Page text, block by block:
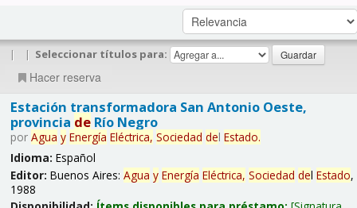
| | Seleccionar títulos para:
Hacer reserva
Estación transformadora San Antonio Oeste,
provincia deRío Negro
por Agua y Energía Eléctrica, Sociedad del Estado.
Idioma: Español
Editor: Buenos Aires: Agua y Energía Eléctrica, Sociedad del Estado,
1988